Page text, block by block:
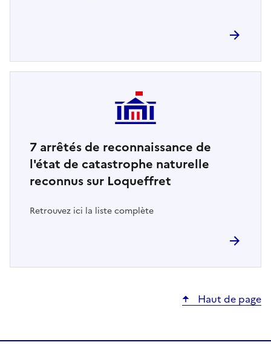
7 arrêtés de reconnaissance de
l'état de catastrophe naturelle
reconnus sur Loqueffret
Retrouvez ici la liste complète
Haut de page